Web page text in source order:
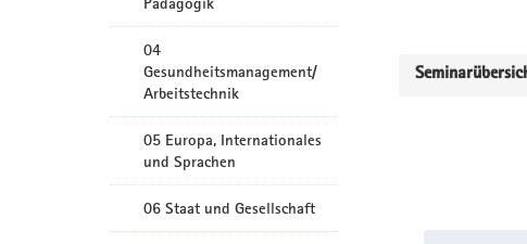
04
Gesundheitsmanagement/
Arbeitstechnik
05 Europa, Internationales
und Sprachen
06 Staat und Gesellschaft